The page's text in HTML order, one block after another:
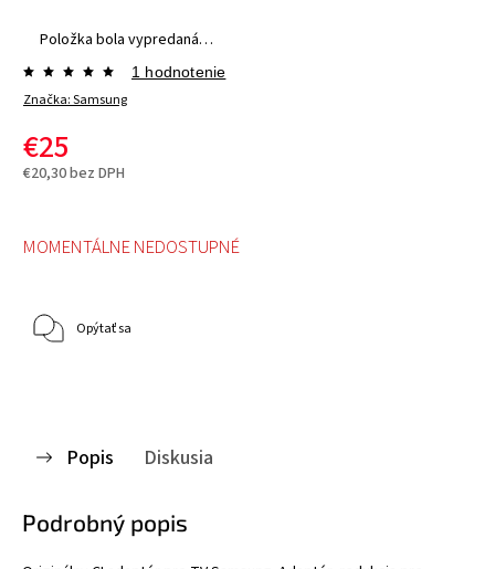
Položka bola vypredaná…
Značka:Samsung
1 hodnotenie
€25
€20,30 bez DPH
MOMENTÁLNE NEDOSTUPNÉ
Opýtať sa
Popis Diskusia
Podrobný popis